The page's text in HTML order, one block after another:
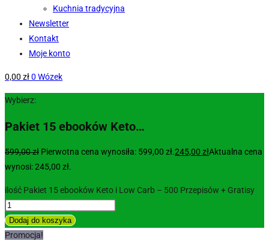
Kuchnia tradycyjna
Newsletter
Kontakt
Moje konto
0,00 zł0 Wózek
Wybierz:
Pakiet 15 ebooków Keto…
599,00zł Pierwotna cena wynosiła: 599,00 zł.245,00 złAktualna cena
wynosi: 245,00 zł.
ilość Pakiet 15 ebooków Keto i Low Carb – 500 Przepisów + Gratisy
Dodaj do koszyka
Promocja!